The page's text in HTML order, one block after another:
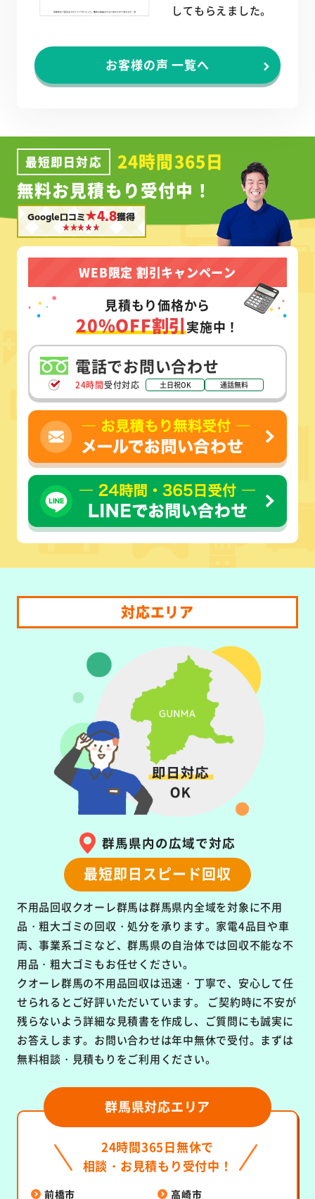
してもらえました。
お客様の声 一覧へ
最短即日対応
24時間365日
無料お見積もり受付中！
Google口コミ★4.8獲得
WEB限定 割引キャンペーン
見積もり価格から
20%OFF割引実施中！
電話でお問い合わせ
24時間受付対応 土日祝OK 通話無料
対応エリア
群馬県内の広域で対応
最短即日スピード回収
不用品回収クオーレ群馬は群馬県内全域を対象に不用
品・粗大ゴミの回収・処分を承ります。 家電4品目や車
両、事業系ゴミなど、群馬県の自治体では回収不能な不
用品・粗大ゴミもお任せください。
クオーレ群馬の不用品回収は迅速・丁寧で、安心して任
せられるとご好評いただいています。
ご契約時に不安が
残らないよう詳細な見積書を作成し、ご質問にも誠実に
お答えします。お問い合わせは年中無休で受付。まずは
無料相談・見積もりをご利用ください。
群馬県対応エリア
24時間365日無休で
相談・お見積もり受付中！
前橋市 高崎市